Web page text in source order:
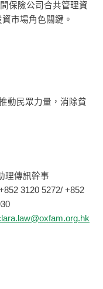
保險公司合共管理資
市場角色關鍵。
動民眾力量，消除貧
理傳訊幹事
3120 5272/ +852